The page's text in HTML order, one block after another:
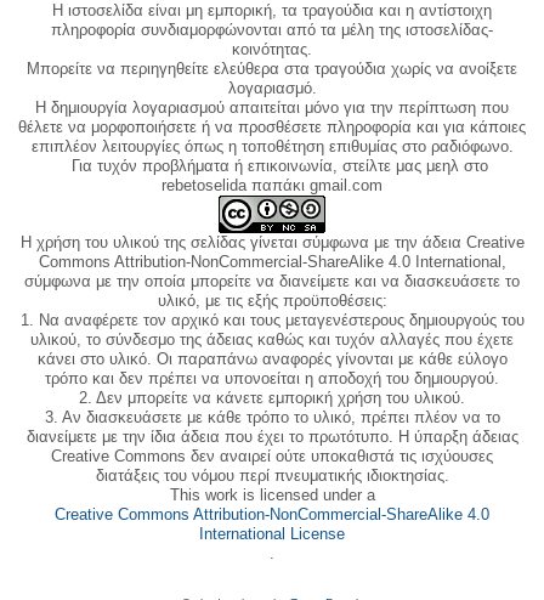
Η ιστοσελίδα είναι μη εμπορική, τα τραγούδια και η αντίστοιχη
πληροφορία συνδιαμορφώνονται από τα μέλη της ιστοσελίδας-
κοινότητας.
Μπορείτε να περιηγηθείτε ελεύθερα στα τραγούδια χωρίς να ανοίξετε
λογαριασμό.
Η δημιουργία λογαριασμού απαιτείται μόνο για την περίπτωση που
θέλετε να μορφοποιήσετε ή να προσθέσετε πληροφορία και για κάποιες
επιπλέον λειτουργίες όπως η τοποθέτηση επιθυμίας στο ραδιόφωνο.
Για τυχόν προβλήματα ή επικοινωνία, στείλτε μας μεηλ στο
rebetoselida παπάκι gmail.com
Η χρήση του υλικού της σελίδας γίνεται σύμφωνα με την άδεια Creative
Commons Attribution-NonCommercial-ShareAlike 4.0 International,
σύμφωνα με την οποία μπορείτε να διανείμετε και να διασκευάσετε το
υλικό, με τις εξής προϋποθέσεις:
1. Να αναφέρετε τον αρχικό και τους μεταγενέστερους δημιουργούς του
υλικού, το σύνδεσμο της άδειας καθώς και τυχόν αλλαγές που έχετε
κάνει στο υλικό. Οι παραπάνω αναφορές γίνονται με κάθε εύλογο
τρόπο και δεν πρέπει να υπονοείται η αποδοχή του δημιουργού.
2. Δεν μπορείτε να κάνετε εμπορική χρήση του υλικού.
3. Αν διασκευάσετε με κάθε τρόπο το υλικό, πρέπει πλέον να το
διανείμετε με την ίδια άδεια που έχει το πρωτότυπο. Η ύπαρξη άδειας
Creative Commons δεν αναιρεί ούτε υποκαθιστά τις ισχύουσες
διατάξεις του νόμου περί πνευματικής ιδιοκτησίας.
This work is licensed under a
Creative Commons Attribution-NonCommercial-ShareAlike 4.0
International License
.